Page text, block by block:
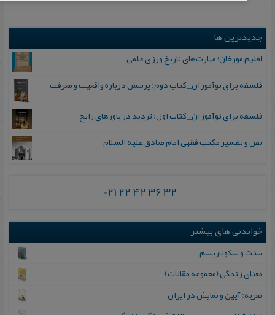
جدیدترین ها
اقلیم مورخان؛ مهارت‌های تاریخ ورزی علمی
فلسفه برای نوآموزان_ کتاب دوم: پرسش درباره واقعیت و معرفت
فلسفه برای نوآموزان_ کتاب اول: تردید در باورهای رایج
نص و تفسیر مکتب فقهی امام صادق علیه السلام
021 22 42 36 32
خواندنی های بیشتر
سنت‌ و سکولاریسم‌
معنای زندگی (مجموعه مقالات)
تعزیه: آیین و نمایش در ایران